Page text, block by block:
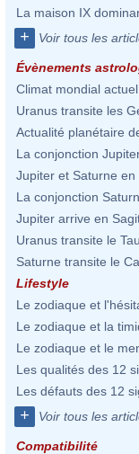
La maison IX
+ Voir tous les
Évènements
Climat mondial actuel
Uranus transite les
Actualité planétaire
La conjonction
Jupiter et Saturne en
La conjonction
Jupiter arrive en
Uranus transite le
Saturne transite le
Lifestyle
Le zodiaque et
Le zodiaque et la
Le zodiaque et le
Les qualités des 12
Les défauts des 12
+ Voir tous les
Compatibilité